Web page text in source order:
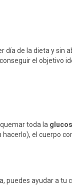
día de la dieta y
el objetivo
toda la
el cuerpo
puedes ayudar a tu